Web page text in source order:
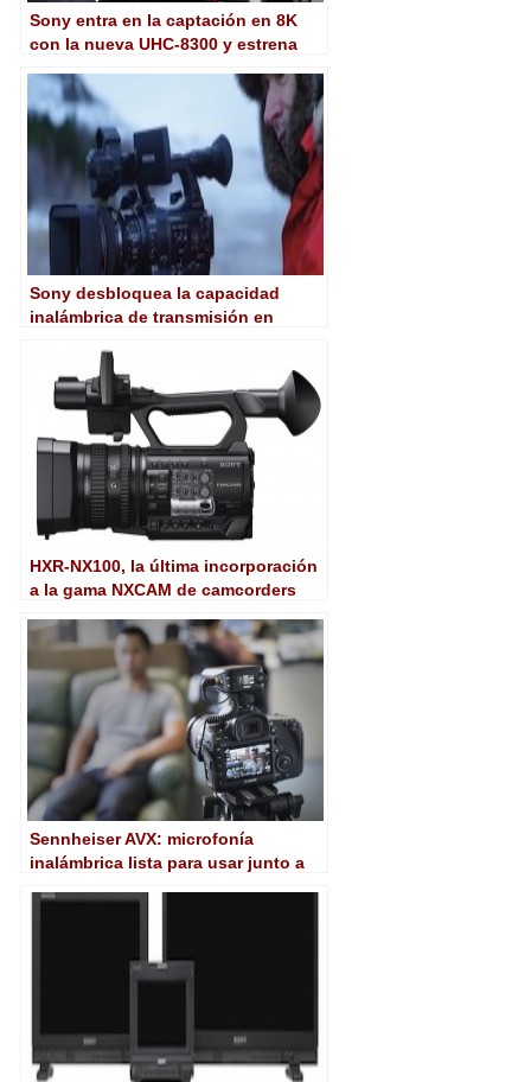
Sony entra en la captación en 8K
con la nueva UHC-8300 y estrena
Sony desbloquea la capacidad
inalámbrica de transmisión en
XDCAM de la serie PXW
​HXR-NX100, la última incorporación
a la gama NXCAM de camcorders
Sennheiser AVX: microfonía
inalámbrica lista para usar junto a